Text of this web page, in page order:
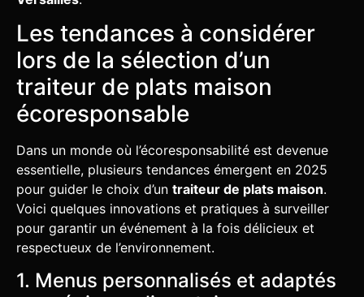
Les tendances à considérer
lors de la sélection d’un
traiteur de plats maison
écoresponsable
Dans un monde où l’écoresponsabilité est devenue
essentielle, plusieurs tendances émergent en 2025
pour guider le choix d’un traiteur de plats maison.
Voici quelques innovations et pratiques à surveiller
pour garantir un événement à la fois délicieux et
respectueux de l’environnement.
1. Menus personnalisés et adaptés